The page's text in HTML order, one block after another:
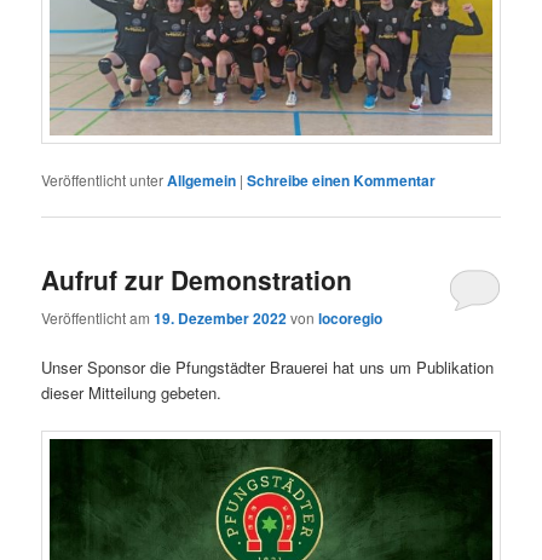
Veröffentlicht unterAllgemein |Schreibe einen Kommentar
Aufruf zur Demonstration
Veröffentlicht am19. Dezember 2022vonlocoregio
Unser Sponsor die Pfungstädter Brauerei hat uns um Publikation
dieser Mitteilung gebeten.